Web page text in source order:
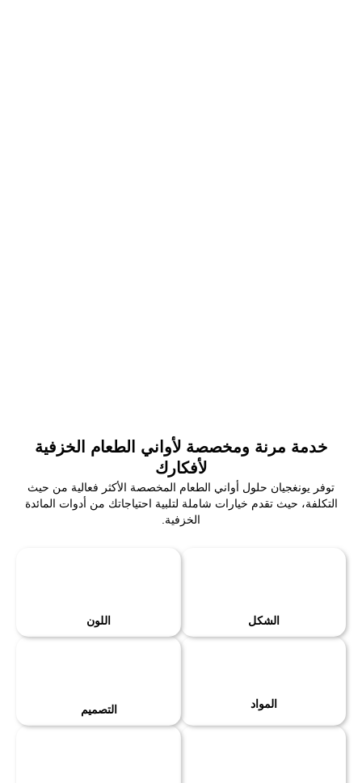
خدمة مرنة ومخصصة لأواني الطعام الخزفية
لأفكارك
توفر يونغجيان حلول أواني الطعام المخصصة الأكثر فعالية من حيث
التكلفة، حيث تقدم خيارات شاملة لتلبية احتياجاتك من أدوات المائدة
الخزفية.
الشكل اللون
المواد التصميم